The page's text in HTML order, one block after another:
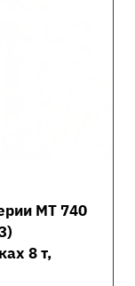
MT 740
8 т,